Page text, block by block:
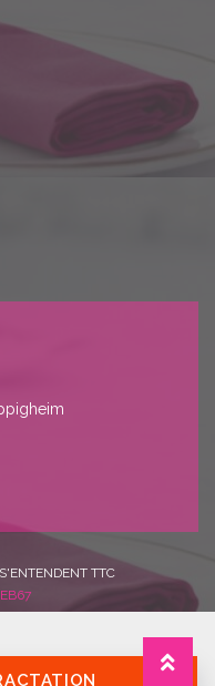
TTC